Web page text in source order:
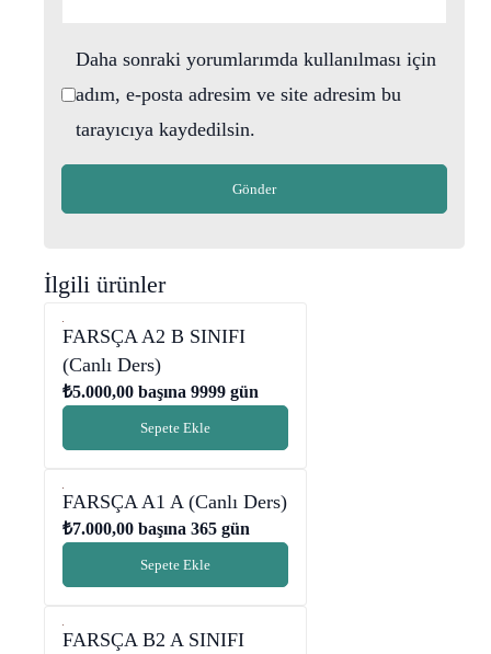
Daha sonraki yorumlarımda kullanılması için
adım, e-posta adresim ve site adresim bu
tarayıcıya kaydedilsin.
İlgili ürünler
FARSÇA A2 B SINIFI
(Canlı Ders)
₺5.000,00 başına 9999 gün
Sepete Ekle
FARSÇA A1 A (Canlı Ders)
₺7.000,00 başına 365 gün
Sepete Ekle
FARSÇA B2 A SINIFI